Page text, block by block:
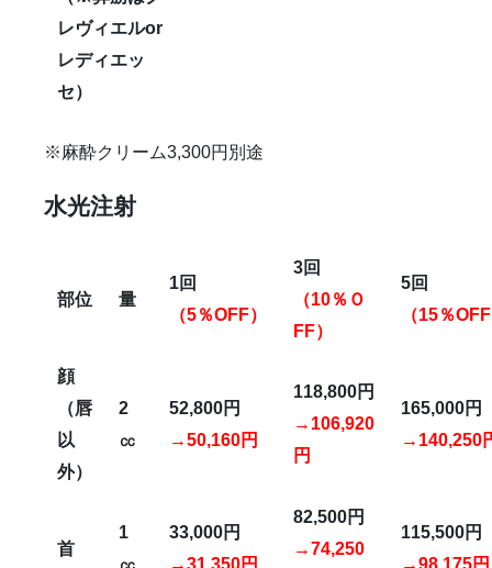
レヴィエルor
レディエッ
セ）
※麻酔クリーム3,300円別途
水光注射
部位 量
1回
（5％OFF）
3回
（10％Ｏ
FF）
5回
（15％
顔
（唇
以
外）
2
㏄
52,800円
→50,160円
118,800円
→106,920
円
165,000円
→140,250
首
1
㏄
33,000円
→31,350円
82,500円
→74,250
115,500円
→98,175円